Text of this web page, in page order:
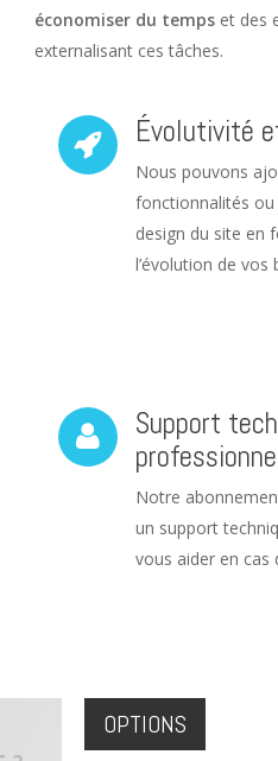
économiser du tempset des
externalisant ces tâches.
Évolutivité
Nous pouvons
fonctionnalités
design du site en
l’évolution de vos
Support
Notre
un support
vous aider en cas
OPTIONS